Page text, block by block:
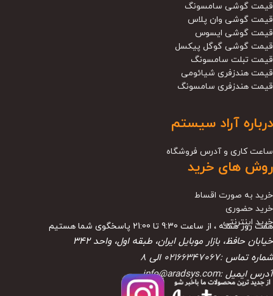
قیمت گوشی سامسونگ
قیمت گوشی وان پلاس
قیمت گوشی ایسوس
قیمت گوشی گوگل پیکسل
قیمت تبلت سامسونگ
قیمت هندزفری شیائومی
قیمت هندزفری سامسونگ
درباره آراد سیستم
ساعت کاری و آدرس فروشگاه
روش های خرید
خرید به صورت اقساط
خرید حضوری
خرید اینترنتی
هفت روز هفته ، از ساعت 9:30 تا 21:00 پاسخگوی شما هستیم
خیابان حافظ، بازار موبایل ایران، طبقه اول، واحد ۳۴۲
شماره تماس :02166347067 الی 8
آدرس ایمیل :info@aradsys.com